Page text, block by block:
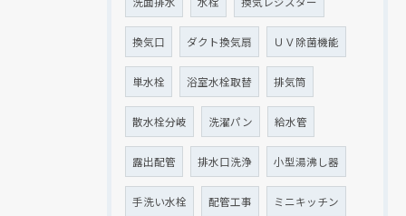
換気口 ダクト換気扇 ＵＶ除菌機能
単水栓 浴室水栓取替 排気筒
散水栓分岐 洗濯パン 給水管
露出配管 排水口洗浄 小型湯沸し器
手洗い水栓 配管工事 ミニキッチン